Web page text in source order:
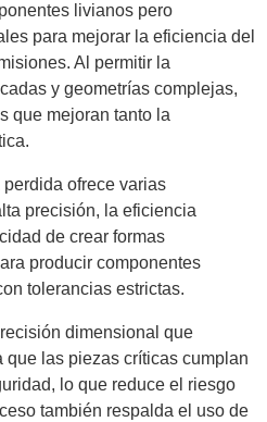
livianos pero
para mejorar la eficiencia del
Al permitir la
y geometrías complejas,
que mejoran tanto la
ofrece varias
precisión, la eficiencia
de crear formas
producir componentes
tolerancias estrictas.
dimensional que
que las piezas críticas cumplan
lo que reduce el riesgo
también respalda el uso de